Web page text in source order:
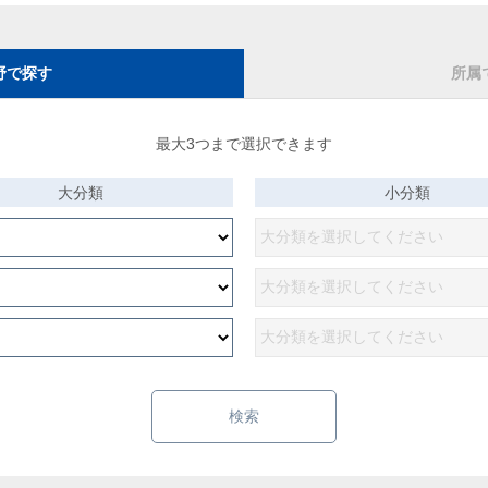
で探す 所属
最大3つまで選択できます
大分類 小分類
検索